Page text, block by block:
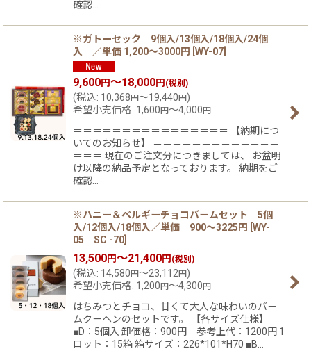
確認…
※ガトーセック 9個入/13個入/18個入/24個
入 ／単価 1,200〜3000円 [WY-07]
9,600円～18,000円 (税別)
(税込: 10,368 円 ～19,440 円 )
希望小売価格: 1,600 円 ～4,000 円
＝＝＝＝＝＝＝＝＝＝＝＝＝＝＝＝ 【納期につ
いてのお知らせ】 ＝＝＝＝＝＝＝＝＝＝＝＝＝
＝＝＝ 現在のご注文分につきましては、 お盆明
け以降の納品予定となっております。 納期をご
確認…
※ハニー＆ベルギーチョコバームセット 5個
入/12個入/18個入／単価 900〜3225円 WY-
05 SC -70
13,500円～21,400円 (税別)
(税込: 14,580 円 ～23,112円 )
希望小売価格: 1,200 円 ～4,300 円
はちみつとチョコ、甘くて大人な味わいのバー
ムクーヘンのセットです。 【各サイズ仕様】
■D：5個入 卸価格：900円 参考上代：1200円 1
ロット：15箱 箱サイズ：226*101*H70 ■B…